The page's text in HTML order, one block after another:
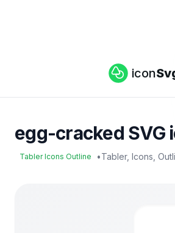
icon
egg-cracked SVG
Tabler Icons Outline •Tabler, Icons,